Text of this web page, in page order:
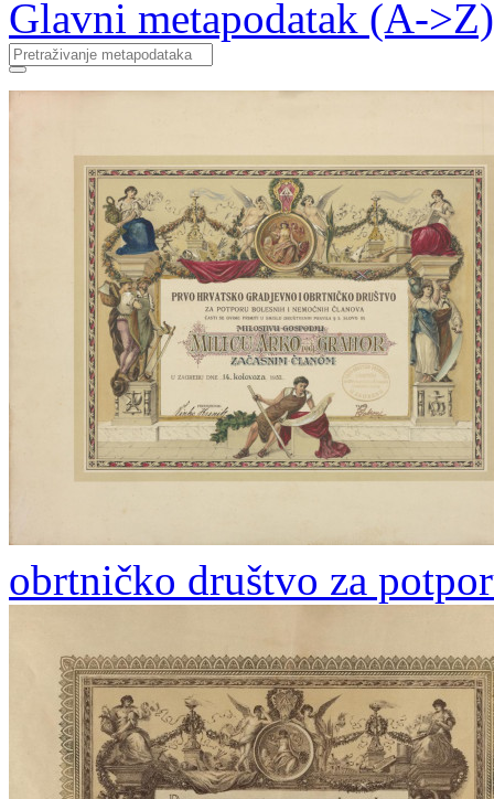
Glavni metapodatak (A->Z)
obrtničko društvo za